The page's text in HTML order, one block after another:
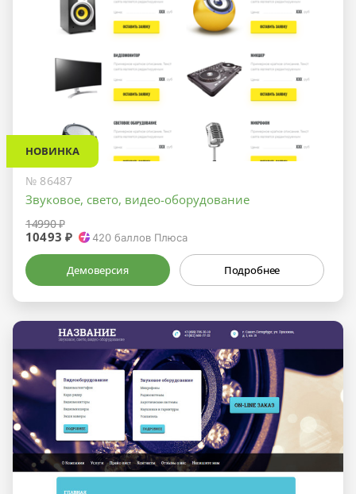
НОВИНКА
№ 86487
Звуковое, свето, видео-оборудование
14990 ₽
10493 ₽ 420 баллов Плюса
Демоверсия Подробнее